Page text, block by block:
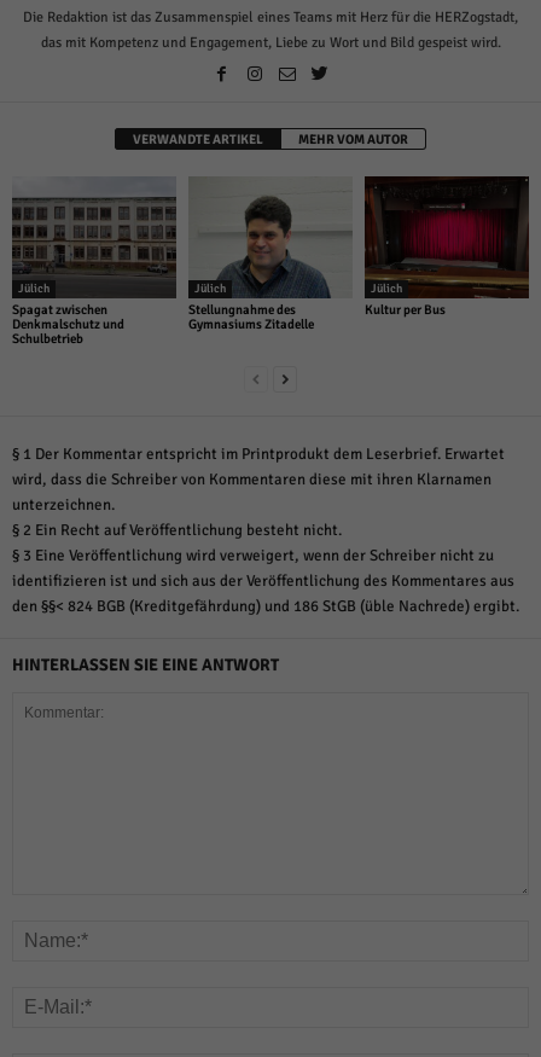
Die Redaktion ist das Zusammenspiel eines Teams mit Herz für die HERZogstadt,
das mit Kompetenz und Engagement, Liebe zu Wort und Bild gespeist wird.
VERWANDTE ARTIKEL MEHR VOM AUTOR
Jülich
Spagat zwischen
Denkmalschutz und
Schulbetrieb
Jülich
Stellungnahme des
Gymnasiums Zitadelle
Jülich
Kultur per Bus
§ 1 Der Kommentar entspricht im Printprodukt dem Leserbrief. Erwartet
wird, dass die Schreiber von Kommentaren diese mit ihren Klarnamen
unterzeichnen.
§ 2 Ein Recht auf Veröffentlichung besteht nicht.
§ 3 Eine Veröffentlichung wird verweigert, wenn der Schreiber nicht zu
identifizieren ist und sich aus der Veröffentlichung des Kommentares aus
den §§< 824 BGB (Kreditgefährdung) und 186 StGB (üble Nachrede) ergibt.
HINTERLASSEN SIE EINE ANTWORT